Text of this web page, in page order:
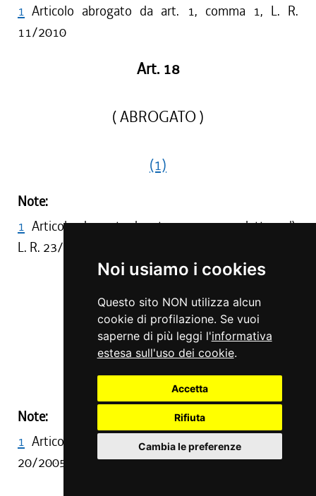
Noi usiamo i cookies
Questo sito NON utilizza alcun
cookie di profilazione. Se vuoi
saperne di più leggi l'informativa
estesa sull'uso dei cookie.
Accetta
Rifiuta
Cambia le preferenze
1 Articolo abrogato da art. 1, comma 1, L. R.
11/2010
Art. 18
( ABROGATO )
(1)
Note:
1 Articolo abrogato da art. 44, comma 1, lettera d),
L. R. 23/2012
( ABROGATO )
(1)
Note:
1 Articolo abrogato da art. 31, comma 1, L. R.
20/2005